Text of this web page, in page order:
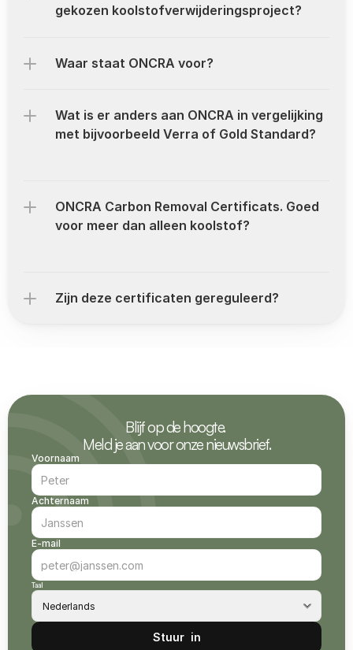
gekozen koolstofverwijderingsproject?
Waar staat ONCRA voor?
Wat is er anders aan ONCRA in vergelijking
met bijvoorbeeld Verra of Gold Standard?
ONCRA Carbon Removal Certificats. Goed
voor meer dan alleen koolstof?
Zijn deze certificaten gereguleerd?
Blijf op de hoogte.
Meld je aan voor onze nieuwsbrief.
Voornaam
Achternaam
E-mail
Taal
Stuur  in